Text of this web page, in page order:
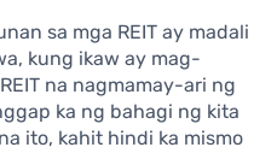
sa mga REIT ay madali
kung ikaw ay mag-
na nagmamay-ari ng
ka ng bahagi ng kita
ito, kahit hindi ka mismo